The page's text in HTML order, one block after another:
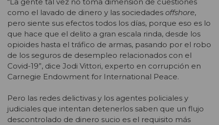
como el lavado de dinero y las sociedades offshore,
pero siente sus efectos todos los días, porque eso es lo
que hace que el delito a gran escala rinda, desde los
opioides hasta el tráfico de armas, pasando por el robo
de los seguros de desempleo relacionados con el
Covid-19”, dice Jodi Vittori, experto en corrupción en
Carnegie Endowment for International Peace.
Pero las redes delictivas y los agentes policiales y
judiciales que intentan detenerlos saben que un flujo
descontrolado de dinero sucio es el requisito más